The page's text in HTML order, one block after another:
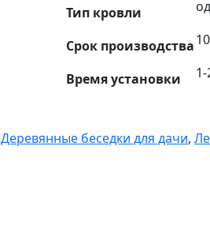
Тип кровли
Срок производства
Время установки
Деревянные беседки для дачи,